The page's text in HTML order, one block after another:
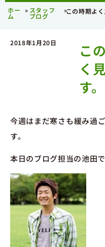
ホー
ム
» スタッフ
ブログ
»この時期よく
2018年1月20日
こ
く
す。
今週はまだ寒さも緩み過
す。
本日のブログ担当の池田で